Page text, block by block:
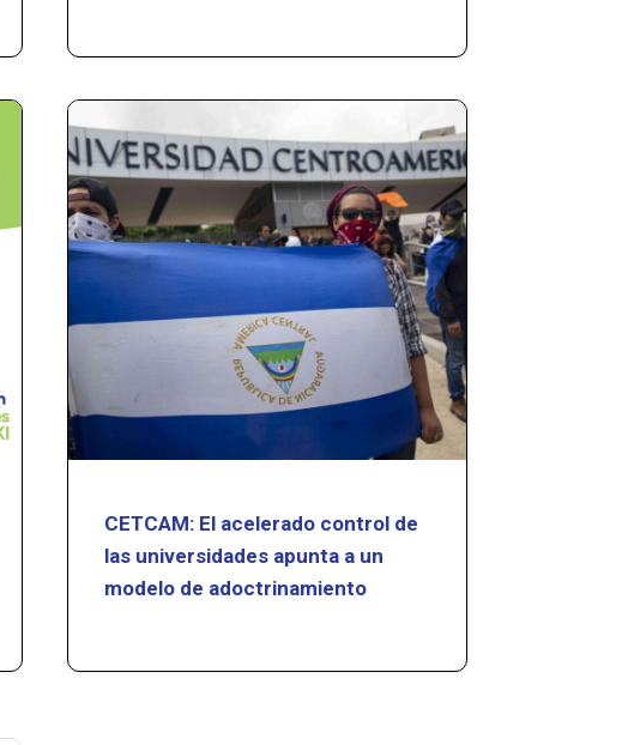
CETCAM: El acelerado control de
las universidades apunta a un
modelo de adoctrinamiento